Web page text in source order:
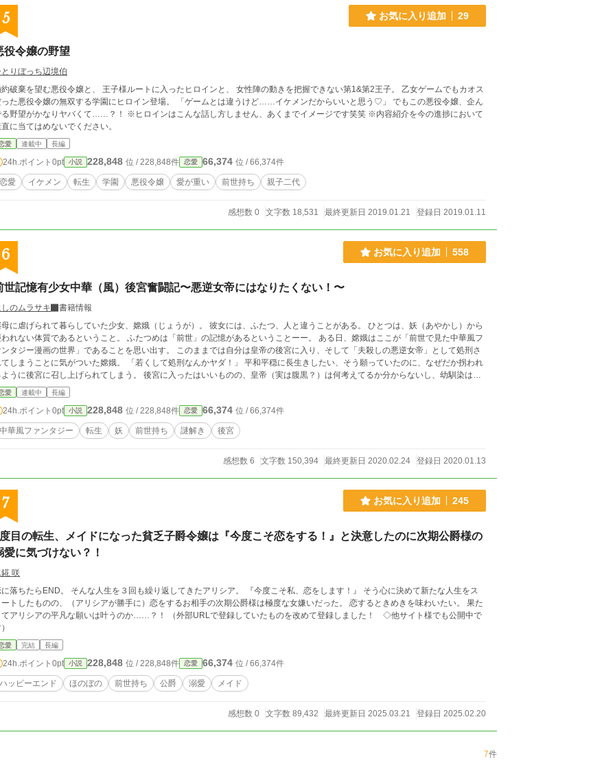
5 お気に入り追加 29
役令嬢の野望
りぼっち辺境伯
破棄を望む悪役令嬢と、 王子様ルートに入ったヒロインと、 女性陣の動きを把握できない第1&第2王子。 乙女ゲームでもカオス
った悪役令嬢の無双する学園にヒロイン登場。 「ゲームとは違うけど……イケメンだからいいと思う♡」 でもこの悪役令嬢、企ん
がかなりヤバくて……？！ ※ヒロインはこんな話し方しません、あくまでイメージです笑笑 ※内容紹介を今の進捗において
に当てはめないでください。
愛 連載中 長編
24h.ポイント 0pt 小説 228,848 位 / 228,848件 恋愛 66,374 位 / 66,374件
恋愛 イケメン 転生 学園 悪役令嬢 愛が重い 前世持ち 親子二代
感想数 0 文字数 18,531 最終更新日 2019.01.21 登録日 2019.01.11
6 お気に入り追加 558
世記憶有少女中華（風）後宮奮闘記〜悪逆女帝にはなりたくない！〜
のムラサキ
書籍情報
に虐げられて暮らしていた少女、嫦娥（じょうが）。 彼女には、ふたつ、人と違うことがある。 ひとつは、妖（あやかし）から
れない体質であるということ。 ふたつめは「前世」の記憶があるということーー。 ある日、嫦娥はここが「前世で見た中華風フ
タジー漫画の世界」であることを思い出す。 このままでは自分は皇帝の後宮に入り、そして「夫殺しの悪逆女帝」として処刑さ
うことに気がついた嫦娥。 「若くして処刑なんかヤダ！」 平和平穏に長生きしたい、そう願っていたのに、なぜだか拐われ
後宮に召し上げられてしまう。 後宮に入ったはいいものの、皇帝（実は腹黒？）は何考えてるか分からないし、幼馴染は皇
喧嘩腰だし、九尾の狐には懐かれるし、後宮では変な（ゆるふわ）事件が多発。 １０１匹獅子狗（シーズー）事件、人面魚失踪
などの謎を解くことはできるのか。 そして、嫦娥が平穏に暮らせる日とは、果たしてやってくるのでしょうか。 ※最初（後宮に
まで）少しシリアスです。 あとはシリアス（多少の後宮的ドロドロ含む）とゆるふわ？が７：３くらいです（予定） ※タイトル
更しました（2020.01.17）
愛 連載中 長編
24h.ポイント 0pt 小説 228,848 位 / 228,848件 恋愛 66,374 位 / 66,374件
中華風ファンタジー 転生 妖 前世持ち 謎解き 後宮
感想数 6 文字数 150,394 最終更新日 2020.02.24 登録日 2020.01.13
7 お気に入り追加 245
目の転生、メイドになった貧乏子爵令嬢は『今度こそ恋をする！』と決意したのに次期公爵様の
愛に気づけない？！
咲
落ちたらEND。 そんな人生を３回も繰り返してきたアリシア。 『今度こそ私、恋をします！』 そう心に決めて新たな人生をス
トしたものの、（アリシアが勝手に）恋をするお相手の次期公爵様は極度な女嫌いだった。 恋するときめきを味わいたい。 果た
リシアの平凡な願いは叶うのか……？！ （外部URLで登録していたものを改めて登録しました！ ◇他サイト様でも公開中で
愛 完結 長編
24h.ポイント 0pt 小説 228,848 位 / 228,848件 恋愛 66,374 位 / 66,374件
ハッピーエンド ほのぼの 前世持ち 公爵 溺愛 メイド
感想数 0 文字数 89,432 最終更新日 2025.03.21 登録日 2025.02.20
7件